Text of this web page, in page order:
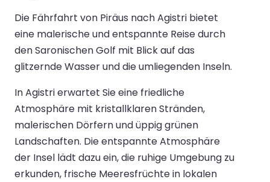
Die Fährfahrt von Piräus nach Agistri bietet
eine malerische und entspannte Reise durch
den Saronischen Golf mit Blick auf das
glitzernde Wasser und die umliegenden Inseln.
In Agistri erwartet Sie eine friedliche
Atmosphäre mit kristallklaren Stränden,
malerischen Dörfern und üppig grünen
Landschaften. Die entspannte Atmosphäre
der Insel lädt dazu ein, die ruhige Umgebung zu
erkunden, frische Meeresfrüchte in lokalen